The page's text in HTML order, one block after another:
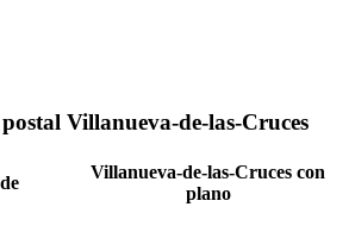
Villanueva-de-las-Cruces
Villanueva-de-las-Cruces con
plano